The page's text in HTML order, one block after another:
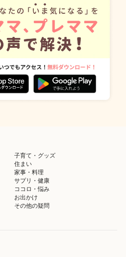
子育て・グッズ
住まい
家事・料理
サプリ・健康
ココロ・悩み
お出かけ
その他の疑問